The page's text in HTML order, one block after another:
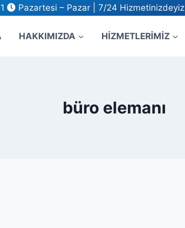
Pazartesi – Pazar | 7/24 Hizmetinizdeyiz
HAKKIMIZDA HİZMETLERİMİZ
büro elemanı